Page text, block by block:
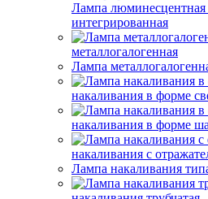
Лампа люминесцентная
интегрированная
металлогалогенная
Лампа
накаливания в форме
накаливания в форме
накаливания с
Лампа накаливания